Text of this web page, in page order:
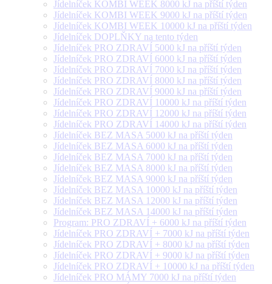
Jídelníček KOMBI WEEK 8000 kJ na příští týden
Jídelníček KOMBI WEEK 9000 kJ na příští týden
Jídelníček KOMBI WEEK 10000 kJ na příští týden
Jídelníček DOPLŇKY na tento týden
Jídelníček PRO ZDRAVÍ 5000 kJ na příští týden
Jídelníček PRO ZDRAVÍ 6000 kJ na příští týden
Jídelníček PRO ZDRAVÍ 7000 kJ na příští týden
Jídelníček PRO ZDRAVÍ 8000 kJ na příští týden
Jídelníček PRO ZDRAVÍ 9000 kJ na příští týden
Jídelníček PRO ZDRAVÍ 10000 kJ na příští týden
Jídelníček PRO ZDRAVÍ 12000 kJ na příští týden
Jídelníček PRO ZDRAVÍ 14000 kJ na příští týden
Jídelníček BEZ MASA 5000 kJ na příští týden
Jídelníček BEZ MASA 6000 kJ na příští týden
Jídelníček BEZ MASA 7000 kJ na příští týden
Jídelníček BEZ MASA 8000 kJ na příští týden
Jídelníček BEZ MASA 9000 kJ na příští týden
Jídelníček BEZ MASA 10000 kJ na příští týden
Jídelníček BEZ MASA 12000 kJ na příští týden
Jídelníček BEZ MASA 14000 kJ na příští týden
Program: PRO ZDRAVÍ + 6000 kJ na příští týden
Jídelníček PRO ZDRAVÍ + 7000 kJ na příští týden
Jídelníček PRO ZDRAVÍ + 8000 kJ na příští týden
Jídelníček PRO ZDRAVÍ + 9000 kJ na příští týden
Jídelníček PRO ZDRAVÍ + 10000 kJ na příští týden
Jídelníček PRO MÁMY 7000 kJ na příští týden